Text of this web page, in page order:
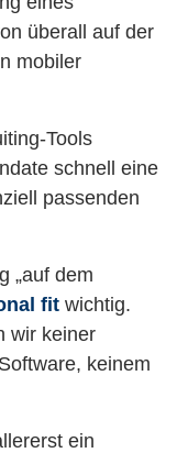
überall auf der
mobiler
Tools
schnell eine
passenden
„auf dem
fit wichtig.
wir keiner
keinem
ein